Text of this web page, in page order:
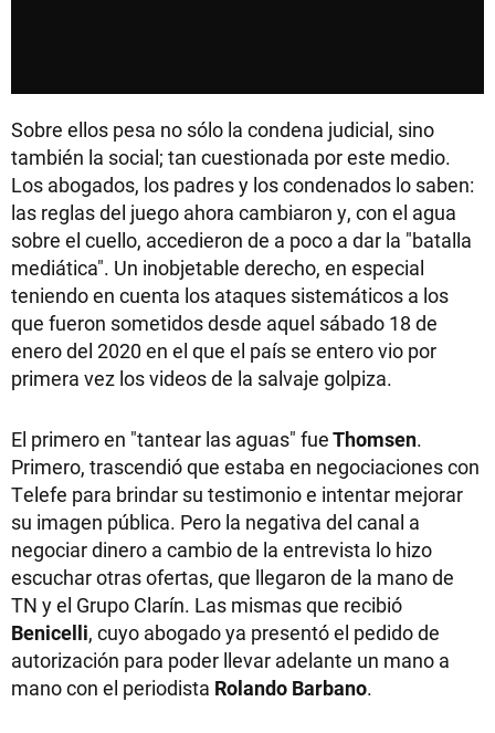
Sobre ellos pesa no sólo la condena judicial, sino
también la social; tan cuestionada por este medio.
Los abogados, los padres y los condenados lo saben:
las reglas del juego ahora cambiaron y, con el agua
sobre el cuello, accedieron de a poco a dar la "batalla
mediática". Un inobjetable derecho, en especial
teniendo en cuenta los ataques sistemáticos a los
que fueron sometidos desde aquel sábado 18 de
enero del 2020 en el que el país se entero vio por
primera vez los videos de la salvaje golpiza.
El primero en "tantear las aguas" fueThomsen.
Primero, trascendió que estaba en negociaciones con
Telefe para brindar su testimonio e intentar mejorar
su imagen pública. Pero la negativa del canal a
negociar dinero a cambio de la entrevista lo hizo
escuchar otras ofertas, que llegaron de la mano de
TN y el Grupo Clarín. Las mismas que recibió
Benicelli, cuyo abogado ya presentó el pedido de
autorización para poder llevar adelante un mano a
mano con el periodista Rolando Barbano.